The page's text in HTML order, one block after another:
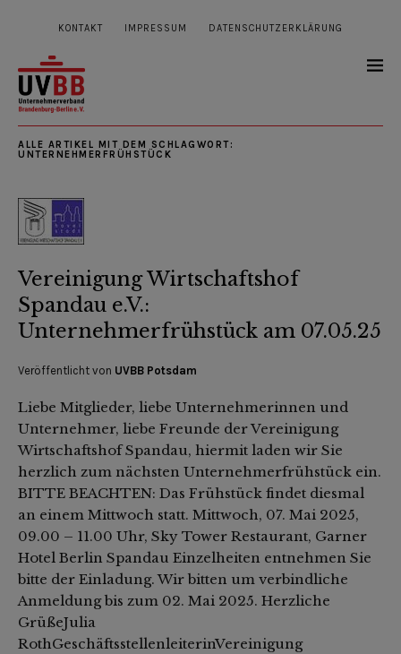
KONTAKT IMPRESSUM DATENSCHUTZERKLÄRUNG
ALLE ARTIKEL MIT DEM SCHLAGWORT:
UNTERNEHMERFRÜHSTÜCK
Vereinigung Wirtschaftshof
Spandau e.V.:
Unternehmerfrühstück am 07.05.25
Veröffentlicht von UVBB Potsdam
Liebe Mitglieder, liebe Unternehmerinnen und
Unternehmer, liebe Freunde der Vereinigung
Wirtschaftshof Spandau, hiermit laden wir Sie
herzlich zum nächsten Unternehmerfrühstück ein.
BITTE BEACHTEN: Das Frühstück findet diesmal
an einem Mittwoch statt. Mittwoch, 07. Mai 2025,
09.00 – 11.00 Uhr, Sky Tower Restaurant, Garner
Hotel Berlin Spandau Einzelheiten entnehmen Sie
bitte der Einladung. Wir bitten um verbindliche
Anmeldung bis zum 02. Mai 2025. Herzliche
GrüßeJulia
RothGeschäftsstellenleiterinVereinigung